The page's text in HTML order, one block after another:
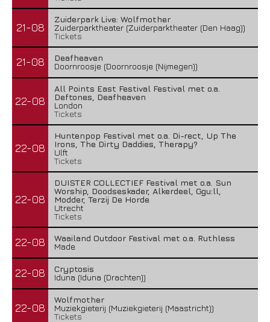
21-08
Zuiderpark Live: Wolfmother
Zuiderparktheater (Zuiderparktheater (Den Haag))
Tickets
21-08
Deafheaven
Doornroosje (Doornroosje (Nijmegen))
22-08
All Points East Festival Festival met o.a.
Deftones, Deafheaven
London
Tickets
22-08
Huntenpop Festival met o.a. Di-rect, Up The
Irons, The Dirty Daddies, Therapy?
Ulft
Tickets
22-08
DUISTER COLLECTIEF Festival met o.a. Sun
Worship, Doodseskader, Alkerdeel, Ggu:ll,
Modder, Terzij De Horde
Utrecht
Tickets
22-08
Waailand Outdoor Festival met o.a. Ruthless
Made
22-08
Cryptosis
Iduna (Iduna (Drachten))
22-08
Wolfmother
Muziekgieterij (Muziekgieterij (Maastricht))
Tickets